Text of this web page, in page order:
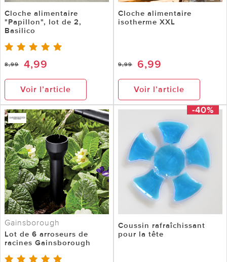
Cloche alimentaire
"Papillon", lot de 2,
Basilico
8,99 4,99
Voir l’article
Cloche alimentaire
isotherme XXL
9,99 6,99
Voir l’article
Gainsborough
Lot de 6 arroseurs de
racines Gainsborough
-40%
Coussin rafraîchissant
pour la tête